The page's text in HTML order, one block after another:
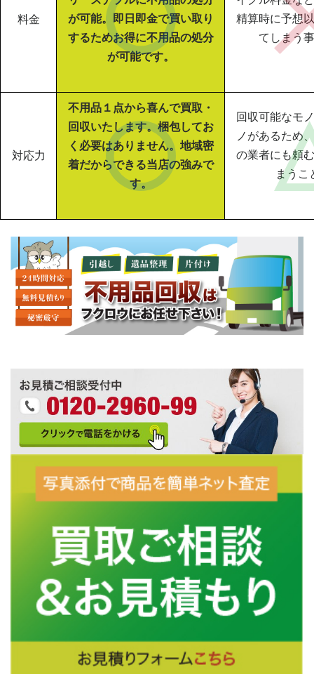
料金
が可能。即日即金で買い取り
するためお得に不用品の処分
が可能です。
精算時に予想
てしまう
対応力
不用品１点から喜んで買取・
回収いたします。梱包してお
く必要はありません。地域密
着だからできる当店の強みで
す。
回収可能なモ
ノがあるため
の業者にも頼
まうこ